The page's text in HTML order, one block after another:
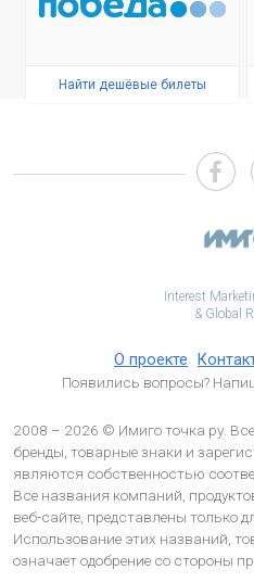
Найти дешёвые билеты
Interest
& Global
О проекте
Появились вопросы?
2008 – 2026 © Имиго точка ру.
бренды, товарные знаки и
являются собственностью
Все названия компаний,
веб-сайте, представлены только
Использование этих названий,
означает одобрение со стороны